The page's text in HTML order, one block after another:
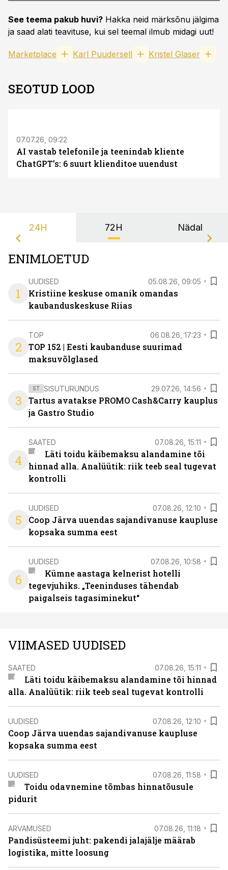
See teema pakub huvi? Hakka neid märksõnu jälgima
ja saad alati teavituse, kui sel teemal ilmub midagi uut!
Marketplace Karl Puudersell Kristel Glaser
SEOTUD LOOD
07.07.26, 09:22
AI vastab telefonile ja teenindab kliente
ChatGPT’s: 6 suurt klienditoe uuendust
24H 72H Nädal
ENIMLOETUD
1
UUDISED 05.08.26, 09:05
Kristiine keskuse omanik omandas
kaubanduskeskuse Riias
2
TOP 06.08.26, 17:23
TOP 152 | Eesti kaubanduse suurimad
maksuvõlglased
3
ST SISUTURUNDUS 29.07.26, 14:56
Tartus avatakse PROMO Cash&Carry kauplus
ja Gastro Studio
4
SAATED 07.08.26, 15:11
Läti toidu käibemaksu alandamine tõi
hinnad alla. Analüütik: riik teeb seal tugevat
kontrolli
5
UUDISED 07.08.26, 12:10
Coop Järva uuendas sajandivanuse kaupluse
kopsaka summa eest
6
UUDISED 07.08.26, 10:58
Kümne aastaga kelnerist hotelli
tegevjuhiks. „Teeninduses tähendab
paigalseis tagasiminekut“
VIIMASED UUDISED
SAATED 07.08.26, 15:11
Läti toidu käibemaksu alandamine tõi hinnad
alla. Analüütik: riik teeb seal tugevat kontrolli
UUDISED 07.08.26, 12:10
Coop Järva uuendas sajandivanuse kaupluse
kopsaka summa eest
UUDISED 07.08.26, 11:58
Toidu odavnemine tõmbas hinnatõusule
pidurit
ARVAMUSED 07.08.26, 11:18
Pandisüsteemi juht: pakendi jalajälje määrab
logistika, mitte loosung